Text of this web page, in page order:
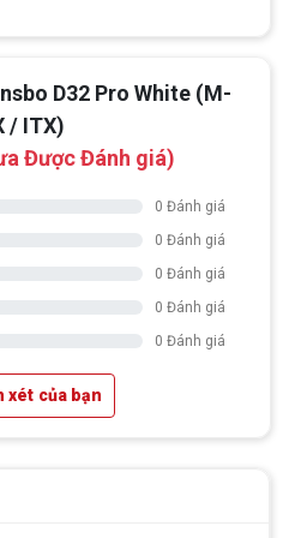
D32 Pro White (M-
/ ITX)
Được Đánh giá)
0 Đánh giá
0 Đánh giá
0 Đánh giá
0 Đánh giá
0 Đánh giá
xét của bạn
game PC huyền thoại gắn liền